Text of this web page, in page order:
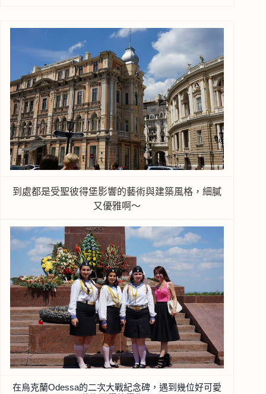
到處都是受聖彼得堡影響的藝術與建築風格，細膩
又優雅啊～
在烏克蘭Odessa的二次大戰紀念碑，遇到幾位好可愛